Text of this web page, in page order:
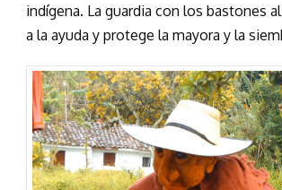
indígena. La guardia con los bastones
a la ayuda y protege la mayora y la